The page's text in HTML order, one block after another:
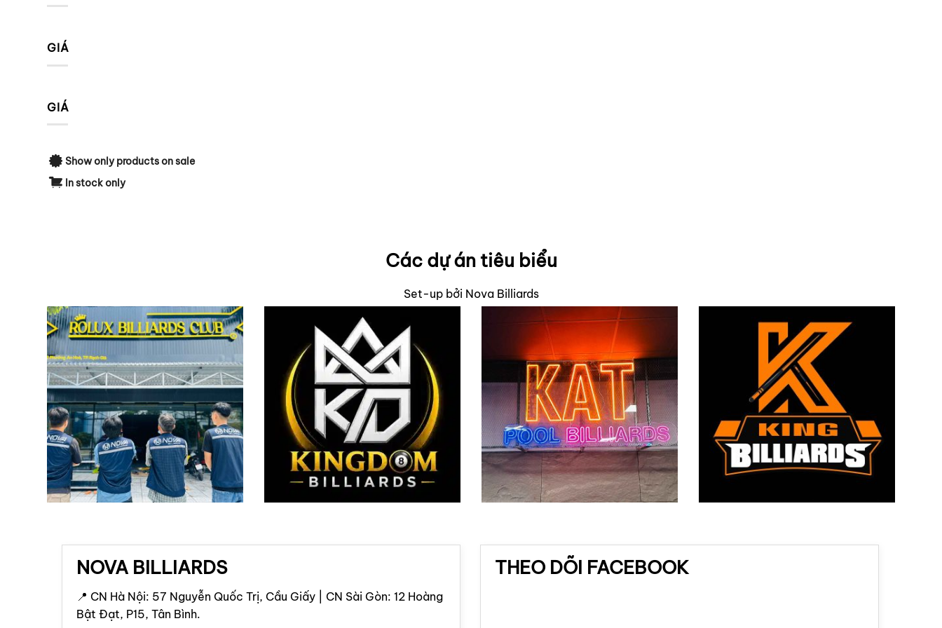
GIÁ
GIÁ
Show only products on sale
In stock only
Các dự án tiêu biểu
Set-up bởi Nova Billiards
NOVA BILLIARDS
📍 CN Hà Nội: 57 Nguyễn Quốc Trị, Cầu Giấy | CN Sài Gòn: 12 Hoàng
Bật Đạt, P15, Tân Bình.
THEO DÕI FACEBOOK